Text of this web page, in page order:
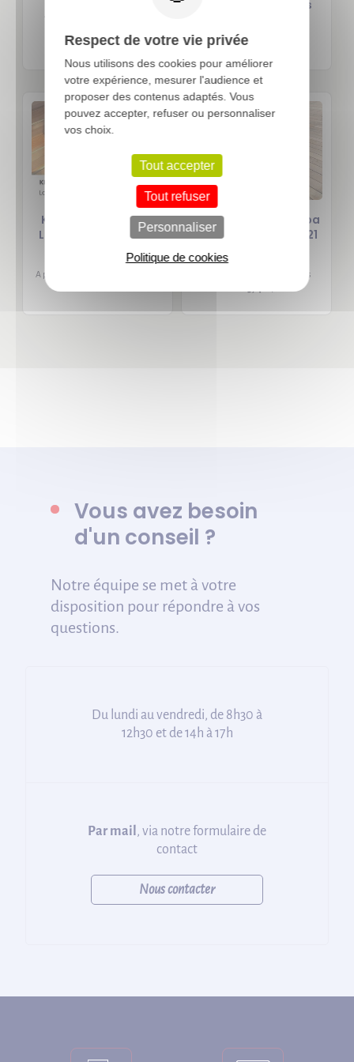
Longueurs Courtes
soit49,73 €
-20%
Kit Terrasse ITAUBA
Lisse 21x145 mm - 20
A partir de
Lame Terrasse Itauba
KD - FSC 100% - Ép. 21
TTC / 1 pcs
Vous avez besoin
d'un conseil ?
Notre équipe se met à votre
disposition pour répondre à vos
questions.
Du lundi au vendredi, de 8h30 à
12h30 et de 14h à 17h
Par mail , via notre formulaire de
contact
Nous contacter
Respect de votre vie privée
Nous utilisons des cookies pour améliorer
votre expérience, mesurer l'audience et
proposer des contenus adaptés. Vous
pouvez accepter, refuser ou personnaliser
vos choix.
Tout accepter
Tout refuser
Personnaliser
Politique de cookies